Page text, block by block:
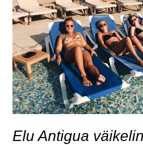
+
VIDEO
Elu Antigua